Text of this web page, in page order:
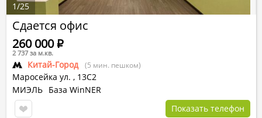
Сдается офис
Китай-Город (5 мин. пешком)
Маросейка ул. , 13С2
260 000Р
2 737 за м.кв.
МИЭЛЬ База WinNER
Показать телефон
1/25